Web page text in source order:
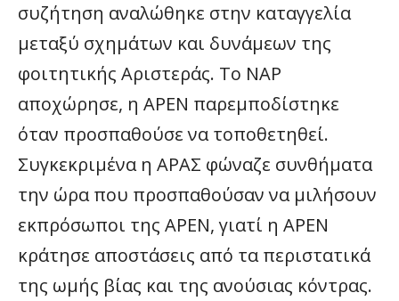
συζήτηση αναλώθηκε στην καταγγελία
μεταξύ σχημάτων και δυνάμεων της
φοιτητικής Αριστεράς. Το ΝΑΡ
αποχώρησε, η ΑΡΕΝ παρεμποδίστηκε
όταν προσπαθούσε να τοποθετηθεί.
Συγκεκριμένα η ΑΡΑΣ φώναζε συνθήματα
την ώρα που προσπαθούσαν να μιλήσουν
εκπρόσωποι της ΑΡΕΝ, γιατί η ΑΡΕΝ
κράτησε αποστάσεις από τα περιστατικά
της ωμής βίας και της ανούσιας κόντρας.